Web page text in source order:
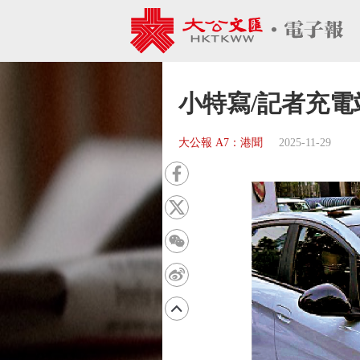
小特寫/記者充電
大公報 A7：港聞 2025-11-29